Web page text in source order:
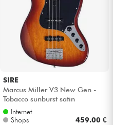
SIRE
Marcus Miller V3 New Gen -
Tobacco sunburst satin
Internet
Shops
459.00 €